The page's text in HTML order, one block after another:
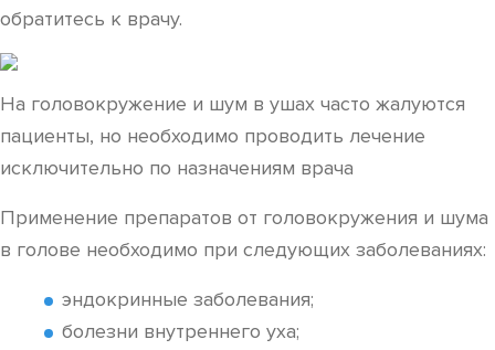
обратитесь к врачу.
На головокружение и шум в ушах часто жалуются
пациенты, но необходимо проводить лечение
исключительно по назначениям врача
Применение препаратов от головокружения и шума
в голове необходимо при следующих заболеваниях:
эндокринные заболевания;
болезни внутреннего уха;